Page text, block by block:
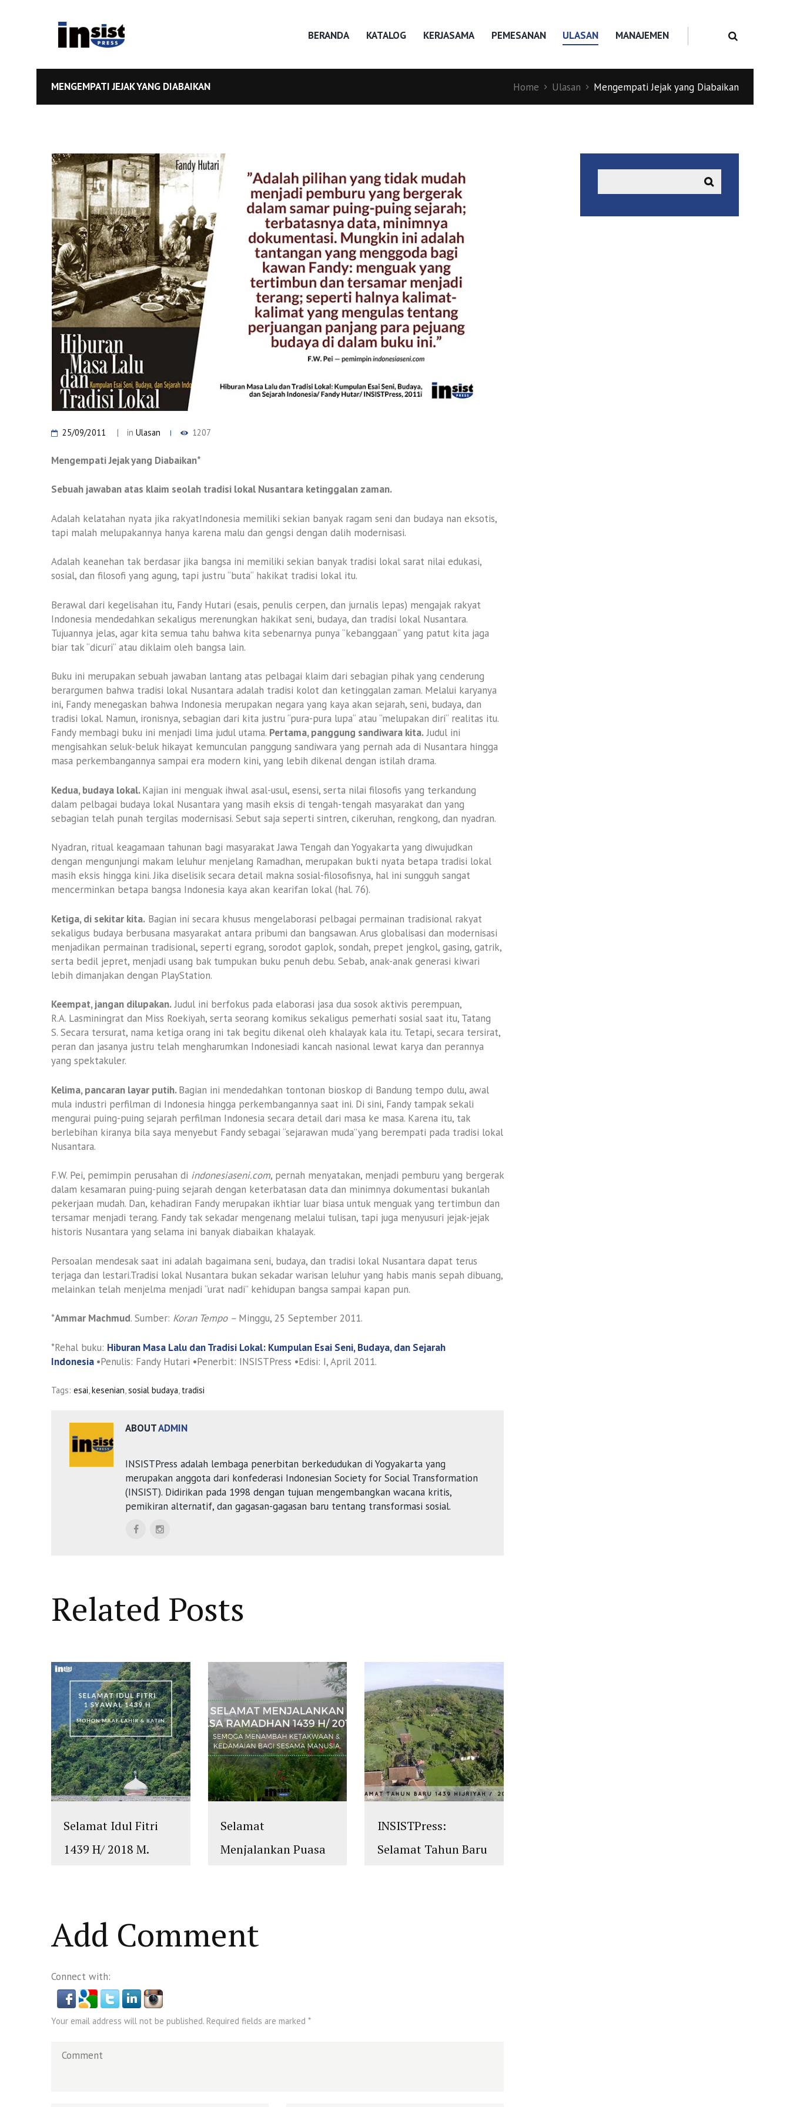
BERANDA KATALOG KERJASAMA PEMESANAN ULASAN MANAJEMEN
MENGEMPATI JEJAK YANG DIABAIKAN Home Ulasan Mengempati Jejak yang Diabaikan
25/09/2011 inUlasan 1207
Mengempati Jejak yang Diabaikan*
Sebuah jawaban atas klaim seolah tradisi lokal Nusantara ketinggalan zaman.
Adalah kelatahan nyata jika rakyatIndonesia memiliki sekian banyak ragam seni dan budaya nan eksotis,
tapi malah melupakannya hanya karena malu dan gengsi dengan dalih modernisasi.
Adalah keanehan tak berdasar jika bangsa ini memiliki sekian banyak tradisi lokal sarat nilai edukasi,
sosial, dan filosofi yang agung, tapi justru “buta“ hakikat tradisi lokal itu.
Berawal dari kegelisahan itu, Fandy Hutari (esais, penulis cerpen, dan jurnalis lepas) mengajak rakyat
Indonesia mendedahkan sekaligus merenungkan hakikat seni, budaya, dan tradisi lokal Nusantara.
Tujuannya jelas, agar kita semua tahu bahwa kita sebenarnya punya “kebanggaan“ yang patut kita jaga
biar tak “dicuri“ atau diklaim oleh bangsa lain.
Buku ini merupakan sebuah jawaban lantang atas pelbagai klaim dari sebagian pihak yang cenderung
berargumen bahwa tradisi lokal Nusantara adalah tradisi kolot dan ketinggalan zaman. Melalui karyanya
ini, Fandy menegaskan bahwa Indonesia merupakan negara yang kaya akan sejarah, seni, budaya, dan
tradisi lokal. Namun, ironisnya, sebagian dari kita justru “pura-pura lupa“ atau “melupakan diri“ realitas itu.
Fandy membagi buku ini menjadi lima judul utama. Pertama, panggung sandiwara kita.Judul ini
mengisahkan seluk-beluk hikayat kemunculan panggung sandiwara yang pernah ada di Nusantara hingga
masa perkembangannya sampai era modern kini, yang lebih dikenal dengan istilah drama.
Kedua, budaya lokal.Kajian ini menguak ihwal asal-usul, esensi, serta nilai filosofis yang terkandung
dalam pelbagai budaya lokal Nusantara yang masih eksis di tengah-tengah masyarakat dan yang
sebagian telah punah tergilas modernisasi. Sebut saja seperti sintren, cikeruhan, rengkong, dan nyadran.
Nyadran, ritual keagamaan tahunan bagi masyarakat Jawa Tengah dan Yogyakarta yang diwujudkan
dengan mengunjungi makam leluhur menjelang Ramadhan, merupakan bukti nyata betapa tradisi lokal
masih eksis hingga kini. Jika diselisik secara detail makna sosial-filosofisnya, hal ini sungguh sangat
mencerminkan betapa bangsa Indonesia kaya akan kearifan lokal (hal. 76).
Ketiga, di sekitar kita. Bagian ini secara khusus mengelaborasi pelbagai permainan tradisional rakyat
sekaligus budaya berbusana masyarakat antara pribumi dan bangsawan. Arus globalisasi dan modernisasi
menjadikan permainan tradisional, seperti egrang, sorodot gaplok, sondah, prepet jengkol, gasing, gatrik,
serta bedil jepret, menjadi usang bak tumpukan buku penuh debu. Sebab, anak-anak generasi kiwari
lebih dimanjakan dengan PlayStation.
Keempat, jangan dilupakan.Judul ini berfokus pada elaborasi jasa dua sosok aktivis perempuan,
R.A. Lasminingrat dan Miss Roekiyah, serta seorang komikus sekaligus pemerhati sosial saat itu, Tatang
S. Secara tersurat, nama ketiga orang ini tak begitu dikenal oleh khalayak kala itu. Tetapi, secara tersirat,
peran dan jasanya justru telah mengharumkan Indonesiadi kancah nasional lewat karya dan perannya
yang spektakuler.
Kelima, pancaran layar putih.Bagian ini mendedahkan tontonan bioskop di Bandung tempo dulu, awal
mula industri perfilman di Indonesia hingga perkembangannya saat ini. Di sini, Fandy tampak sekali
mengurai puing-puing sejarah perfilman Indonesia secara detail dari masa ke masa. Karena itu, tak
berlebihan kiranya bila saya menyebut Fandy sebagai “sejarawan muda”yang berempati pada tradisi lokal
Nusantara.
F.W. Pei, pemimpin perusahan di indonesiaseni.com, pernah menyatakan, menjadi pemburu yang bergerak
dalam kesamaran puing-puing sejarah dengan keterbatasan data dan minimnya dokumentasi bukanlah
pekerjaan mudah. Dan, kehadiran Fandy merupakan ikhtiar luar biasa untuk menguak yang tertimbun dan
tersamar menjadi terang. Fandy tak sekadar mengenang melalui tulisan, tapi juga menyusuri jejak-jejak
historis Nusantara yang selama ini banyak diabaikan khalayak.
Persoalan mendesak saat ini adalah bagaimana seni, budaya, dan tradisi lokal Nusantara dapat terus
terjaga dan lestari.Tradisi lokal Nusantara bukan sekadar warisan leluhur yang habis manis sepah dibuang,
melainkan telah menjelma menjadi “urat nadi” kehidupan bangsa sampai kapan pun.
*Ammar Machmud. Sumber: Koran Tempo – Minggu, 25 September 2011.
*Rehal buku: Hiburan Masa Lalu dan Tradisi Lokal: Kumpulan Esai Seni, Budaya, dan Sejarah
Indonesia •Penulis: Fandy Hutari •Penerbit: INSISTPress •Edisi: I, April 2011.
Tags: esai,kesenian,sosial budaya, tradisi
ABOUTADMIN
INSISTPress adalah lembaga penerbitan berkedudukan di Yogyakarta yang
merupakan anggota dari konfederasi Indonesian Society for Social Transformation
(INSIST). Didirikan pada 1998 dengan tujuan mengembangkan wacana kritis,
pemikiran alternatif, dan gagasan-gagasan baru tentang transformasi sosial.
Related Posts
Selamat Idul Fitri
1439 H/ 2018 M.
Selamat
Menjalankan Puasa
INSISTPress:
Selamat Tahun Baru
Add Comment
Connect with:
Your email address will not be published. Required fields are marked *